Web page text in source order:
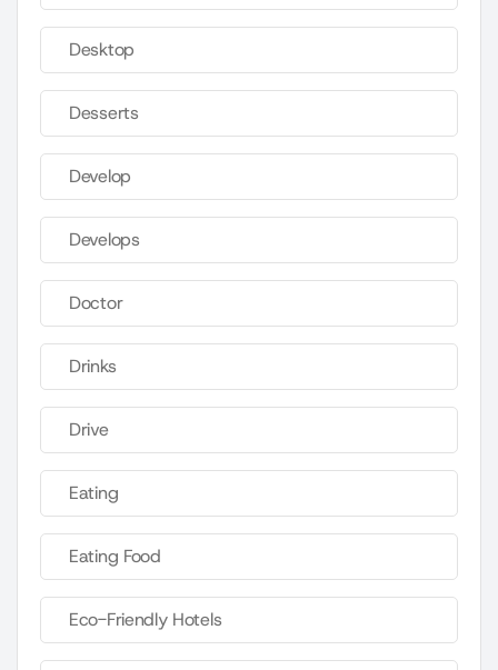
Desktop
Desserts
Develop
Develops
Doctor
Drinks
Drive
Eating
Eating Food
Eco-Friendly Hotels